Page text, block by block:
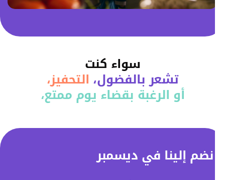
سواء كنت
تشعر بالفضول،التحفيز،
أو الرغبة بقضاء يوم ممتع،
إلينا في ديسمبر